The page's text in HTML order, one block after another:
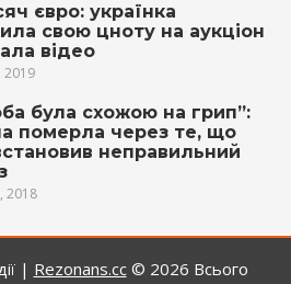
євро: українка
свою цноту на аукціон
відео
2019
була схожою на грип”:
померла через те, що
неправильний
2018
| Rezonans.сс © 2026 Всього